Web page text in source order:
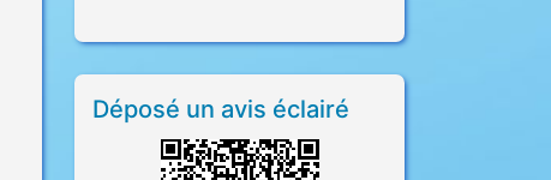
Déposé un avis éclairé